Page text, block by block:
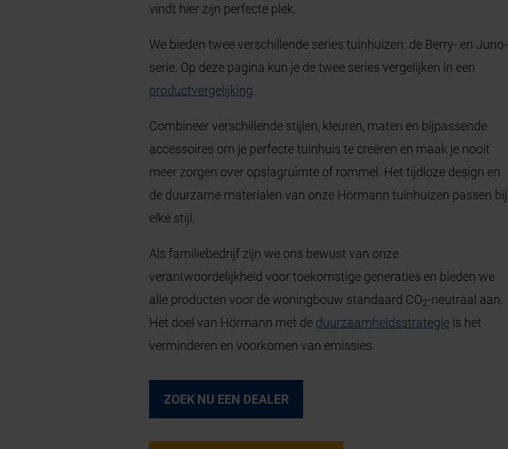
vindt hier zijn perfecte plek.
We bieden twee verschillende series tuinhuizen: de Berry- en Juno-
serie. Op deze pagina kun je de twee series vergelijken in een
productvergelijking
Combineer verschillende stijlen, kleuren, maten en bijpassende
accessoires om je perfecte tuinhuis te creëren en maak je nooit
meer zorgen over opslagruimte of rommel. Het tijdloze design en
de duurzame materialen van onze Hörmann tuinhuizen passen bij
elke stijl.
Als familiebedrijf zijn we ons bewust van onze
verantwoordelijkheid voor toekomstige generaties en bieden we
alle producten voor de woningbouw standaard CO2-neutraal aan.
Het doel van Hörmann met de duurzaamheidsstrategie is het
verminderen en voorkomen van emissies.
ZOEK NU EEN DEALER